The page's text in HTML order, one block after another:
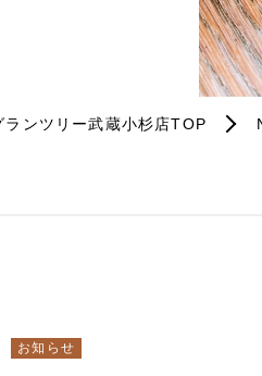
ンツリー武蔵小杉店TOP
お知らせ